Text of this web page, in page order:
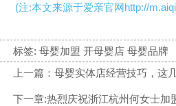
(注:本文来源于爱亲官网http://
标签: 母婴加盟 开母婴店 母婴品牌
上一篇：母婴实体店经营技巧，这